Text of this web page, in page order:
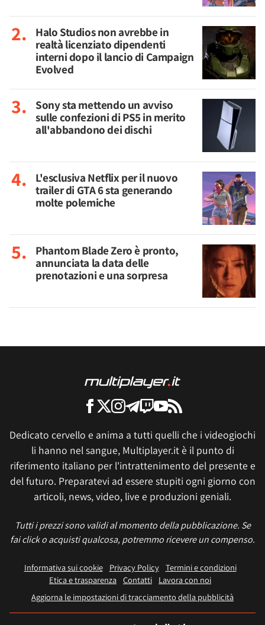
Halo Studios non avrebbe in
realtà licenziato dipendenti
interni dopo il lancio di Campaign
Evolved
Sony sta mettendo un avviso
sulle confezioni di PS5 in merito
all'abbandono dei dischi
L'esclusiva Netflix per il nuovo
trailer di GTA 6 sta generando
molte polemiche
Phantom Blade Zero è pronto,
annunciata la data delle
prenotazioni e una sorpresa
Dedicato cervello e anima a tutti quelli che i videogiochi
li hanno nel sangue, Multiplayer.it è il punto di
riferimento italiano per l'intrattenimento del presente e
del futuro. Preparatevi ad essere stupiti ogni giorno con
articoli, news, video, live e produzioni geniali.
Tutti i prezzi sono validi al momento della pubblicazione. Se
fai click o acquisti qualcosa, potremmo ricevere un compenso.
Informativa sui cookie Privacy Policy
Termini e condizioni
Etica e trasparenza Contatti
Lavora con noi
Aggiorna le impostazioni di tracciamento della pubblicità